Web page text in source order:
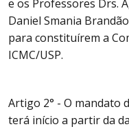
e os Professores Drs.
Daniel Smania
para constituírem a
ICMC/USP.
Artigo 2° - O mandato
terá início a partir da